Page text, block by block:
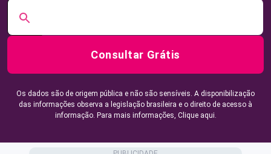
Consultar Grátis
Os dados são de origem pública e não são sensíveis. A disponibilização
das informações observa a legislação brasileira e o direito de acesso à
informação. Para mais informações, Clique aqui.